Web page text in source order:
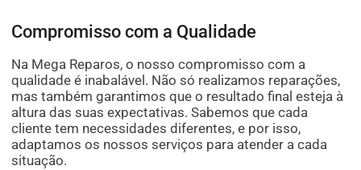
Compromisso com a Qualidade
Na Mega Reparos, o nosso compromisso com a
qualidade é inabalável. Não só realizamos reparações,
mas também garantimos que o resultado final esteja à
altura das suas expectativas. Sabemos que cada
cliente tem necessidades diferentes, e por isso,
adaptamos os nossos serviços para atender a cada
situação.